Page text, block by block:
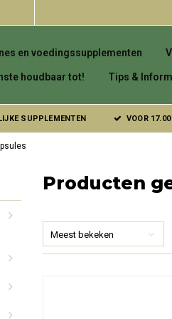
en voedingssupplementen
houdbaar tot! Tips &
SUPPLEMENTEN VOOR
Producten
Meest bekeken